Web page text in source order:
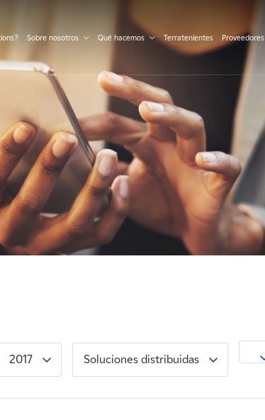
Sobre nosotros Qué hacemos Terratenientes Proveedores
2017 Soluciones distribuidas